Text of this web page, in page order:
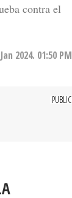
contra el
2024. 01:50 PM
DE